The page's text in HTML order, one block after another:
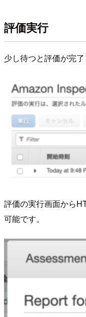
評価実行
少し待つと評価が完了
評価の実行画面から
可能です。